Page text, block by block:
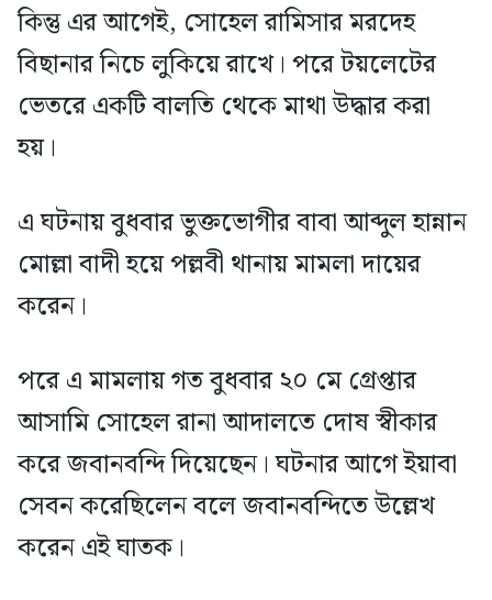
কিন্তু এর আগেই, সোহেল রামিসার মরদেহ
বিছানার নিচে লুকিয়ে রাখে। পরে টয়লেটের
ভেতরে একটি বালতি থেকে মাথা উদ্ধার করা
হয়।
এ ঘটনায় বুধবার ভুক্তভোগীর বাবা আব্দুল হান্নান
মোল্লা বাদী হয়ে পল্লবী থানায় মামলা দায়ের
করেন।
পরে এ মামলায় গত বুধবার ২০ মে গ্রেপ্তার
আসামি সোহেল রানা আদালতে দোষ স্বীকার
করে জবানবন্দি দিয়েছেন। ঘটনার আগে ইয়াবা
সেবন করেছিলেন বলে জবানবন্দিতে উল্লেখ
করেন এই ঘাতক।